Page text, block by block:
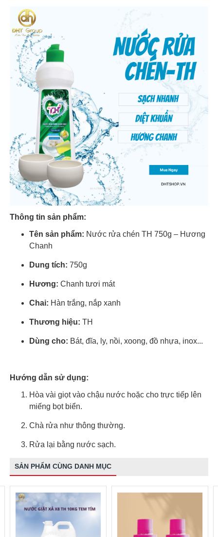
Thông tin sản phẩm:
Tên sản phẩm: Nước rửa chén TH 750g – Hương
Chanh
Dung tích: 750g
Hương: Chanh tươi mát
Chai: Hàn trắng, nắp xanh
Thương hiệu: TH
Dùng cho: Bát, đĩa, ly, nồi, xoong, đồ nhựa, inox...
Hướng dẫn sử dụng:
Hòa vài giọt vào chậu nước hoặc cho trực tiếp lên
miếng bọt biển.
Chà rửa như thông thường.
Rửa lại bằng nước sạch.
SẢN PHẨM CÙNG DANH MỤC